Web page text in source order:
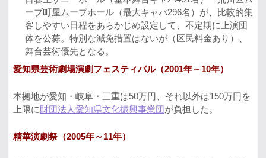
ーブ町屋ムーブホール（最大キャパ296名）が、比較的集
客しやすい日程をあらかじめ設定して、不定期に上演団
体を公募。特別な減免措置はないが（区民料金あり）、
舞台芸術優先となる。
愛知県芸術劇場演劇フェスティバル（2001年～10年）
本拠地が愛知・岐阜・三重は50万円、それ以外は150万円を
上限に財団法人愛知県文化振興事業団が負担した。
精華演劇祭（2005年～11年）